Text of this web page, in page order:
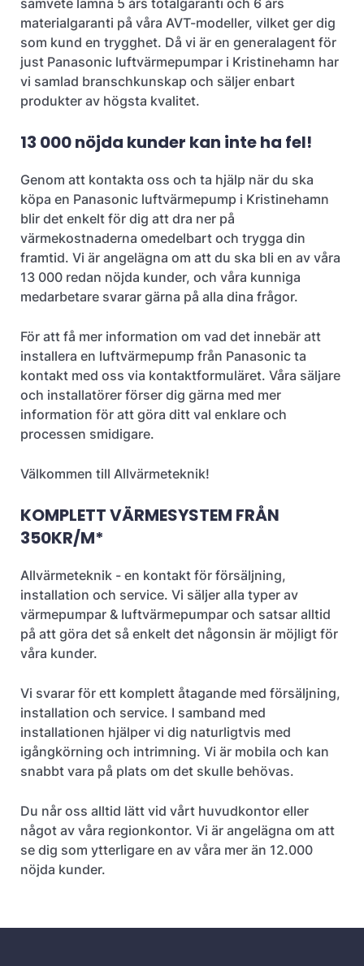
samvete lämna 5 års totalgaranti och 6 års
materialgaranti på våra AVT-modeller, vilket ger dig
som kund en trygghet. Då vi är en generalagent för
just Panasonic luftvärmepumpar i Kristinehamn har
vi samlad branschkunskap och säljer enbart
produkter av högsta kvalitet.
13 000 nöjda kunder kan inte ha fel!
Genom att kontakta oss och ta hjälp när du ska
köpa en Panasonic luftvärmepump i Kristinehamn
blir det enkelt för dig att dra ner på
värmekostnaderna omedelbart och trygga din
framtid. Vi är angelägna om att du ska bli en av våra
13 000 redan nöjda kunder, och våra kunniga
medarbetare svarar gärna på alla dina frågor.
För att få mer information om vad det innebär att
installera en luftvärmepump från Panasonic ta
kontakt med oss via kontaktformuläret. Våra säljare
och installatörer förser dig gärna med mer
information för att göra ditt val enklare och
processen smidigare.
Välkommen till Allvärmeteknik!
KOMPLETT VÄRMESYSTEM FRÅN
350KR/M*
Allvärmeteknik - en kontakt för försäljning,
installation och service. Vi säljer alla typer av
värmepumpar & luftvärmepumpar och satsar alltid
på att göra det så enkelt det någonsin är möjligt för
våra kunder.
Vi svarar för ett komplett åtagande med försäljning,
installation och service. I samband med
installationen hjälper vi dig naturligtvis med
igångkörning och intrimning. Vi är mobila och kan
snabbt vara på plats om det skulle behövas.
Du når oss alltid lätt vid vårt huvudkontor eller
något av våra regionkontor. Vi är angelägna om att
se dig som ytterligare en av våra mer än 12.000
nöjda kunder.